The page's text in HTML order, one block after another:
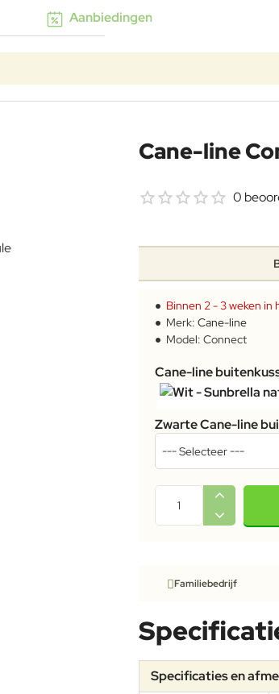
Aanbiedingen
Cane-line
0
Binnen 2 - 3 weken in
Merk: Cane-line
Model: Connect
Cane-line
Zwarte Cane-line
Familiebedrijf
Specificaties en